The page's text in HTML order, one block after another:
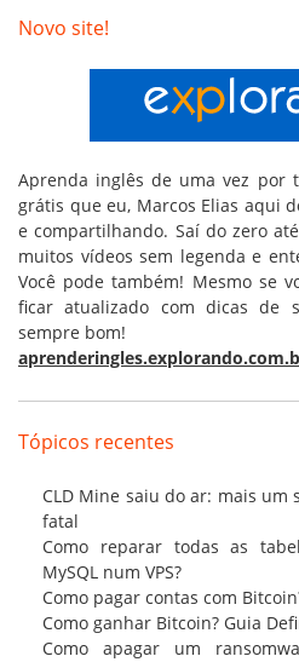
Novo site!
Aprenda inglês de uma vez por
grátis que eu, Marcos Elias aqui
e compartilhando. Saí do zero
muitos vídeos sem legenda e
Você pode também! Mesmo se
ficar atualizado com dicas de
sempre bom!
Tópicos recentes
CLD Mine saiu do ar: mais um
fatal
Como reparar todas as
MySQL num VPS?
Como pagar contas com
Como ganhar Bitcoin? Guia
Como apagar um